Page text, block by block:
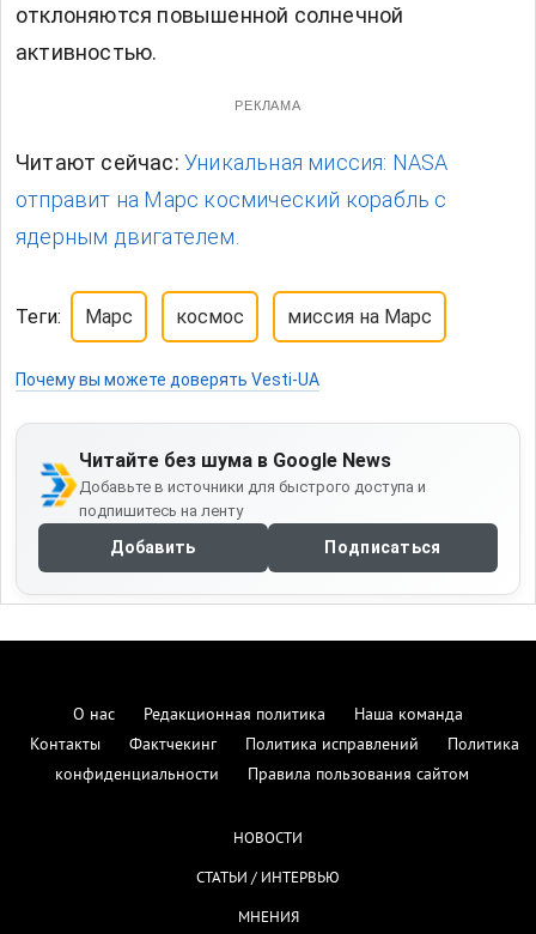
отклоняются повышенной солнечной
активностью.
РЕКЛАМА
Читают сейчас: Уникальная миссия: NASA
отправит на Марс космический корабль с
ядерным двигателем.
Теги: Марс космос миссия на Марс
Почему вы можете доверять Vesti-UA
Читайте без шума в Google News
Добавьте в источники для быстрого доступа и
подпишитесь на ленту
Добавить Подписаться
О нас Редакционная политика
Наша команда
Контакты
Фактчекинг Политика исправлений
Политика
конфиденциальности
Правила пользования сайтом
НОВОСТИ
СТАТЬИ / ИНТЕРВЬЮ
МНЕНИЯ